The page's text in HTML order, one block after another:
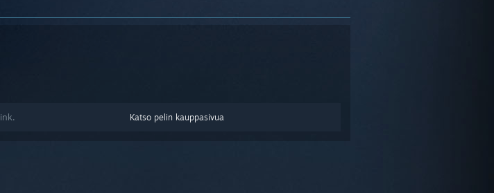
Katso pelin kauppasivua